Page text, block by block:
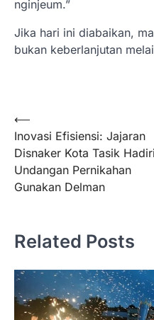
nginjeum.”
Jika hari ini diabaikan,
bukan keberlanjutan
Navigasi
pos
⟵
Inovasi Efisiensi: Jajaran
Disnaker Kota Tasik Hadiri
Undangan Pernikahan
Gunakan Delman
Related Posts